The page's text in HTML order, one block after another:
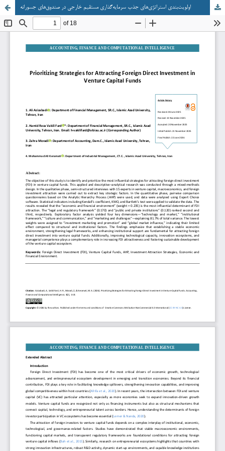
اولویت‌بندی استراتژی‌های جذب سرمایه‌گذاری مستقیم خارجی در صندوق‌های جسورانه